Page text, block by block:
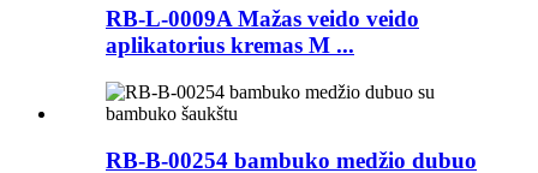
RB-L-0009A Mažas veido veido
aplikatorius kremas M ...
RB-B-00254 bambuko medžio dubuo